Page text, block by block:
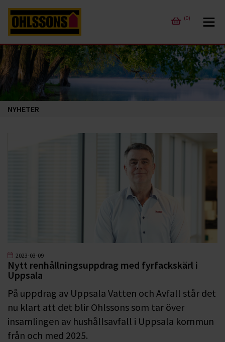
(0)
NYHETER
2023-03-09
Nytt renhållningsuppdrag med fyrfackskärl i
Uppsala
På uppdrag av Uppsala Vatten och Avfall står det
nu klart att det blir Ohlssons som tar över
insamlingen av hushållsavfall i Uppsala kommun
från och med 2025.